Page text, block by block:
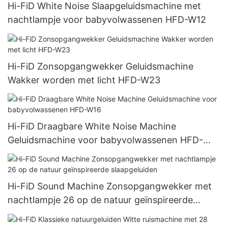
Hi-FiD White Noise Slaapgeluidsmachine met
nachtlampje voor babyvolwassenen HFD-W12
Hi-FiD Zonsopgangwekker Geluidsmachine
Wakker worden met licht HFD-W23
Hi-FiD Draagbare White Noise Machine
Geluidsmachine voor babyvolwassenen HFD-
W16
Hi-FiD Sound Machine Zonsopgangwekker met
nachtlampje 26 op de natuur geïnspireerde
slaapgeluiden